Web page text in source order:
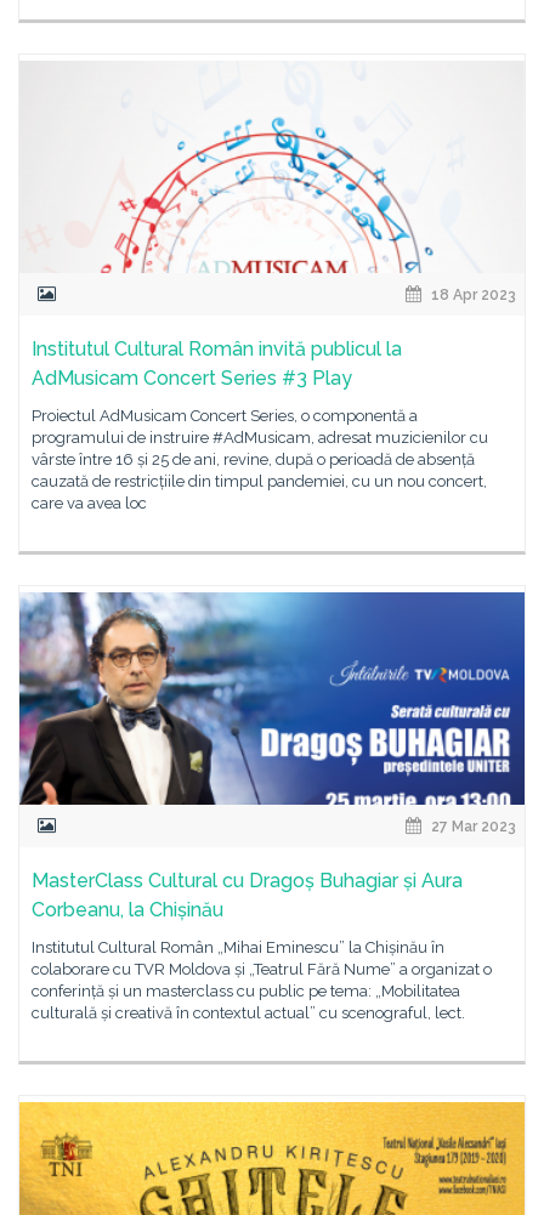
18 Apr 2023
Institutul Cultural Român invită publicul la
AdMusicam Concert Series #3 Play
Proiectul AdMusicam Concert Series, o componentă a
programului de instruire #AdMusicam, adresat muzicienilor cu
vârste între 16 și 25 de ani, revine, după o perioadă de absență
cauzată de restricțiile din timpul pandemiei, cu un nou concert,
care va avea loc
27 Mar 2023
MasterClass Cultural cu Dragoș Buhagiar și Aura
Corbeanu, la Chișinău
Institutul Cultural Român „Mihai Eminescu” la Chișinău în
colaborare cu TVR Moldova și „Teatrul Fără Nume” a organizat o
conferință și un masterclass cu public pe tema: „Mobilitatea
culturală și creativă în contextul actual” cu scenograful, lect.